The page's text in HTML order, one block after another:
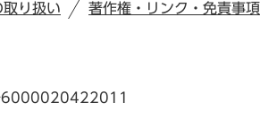
り扱い 著作権・リンク・免責事項
6000020422011